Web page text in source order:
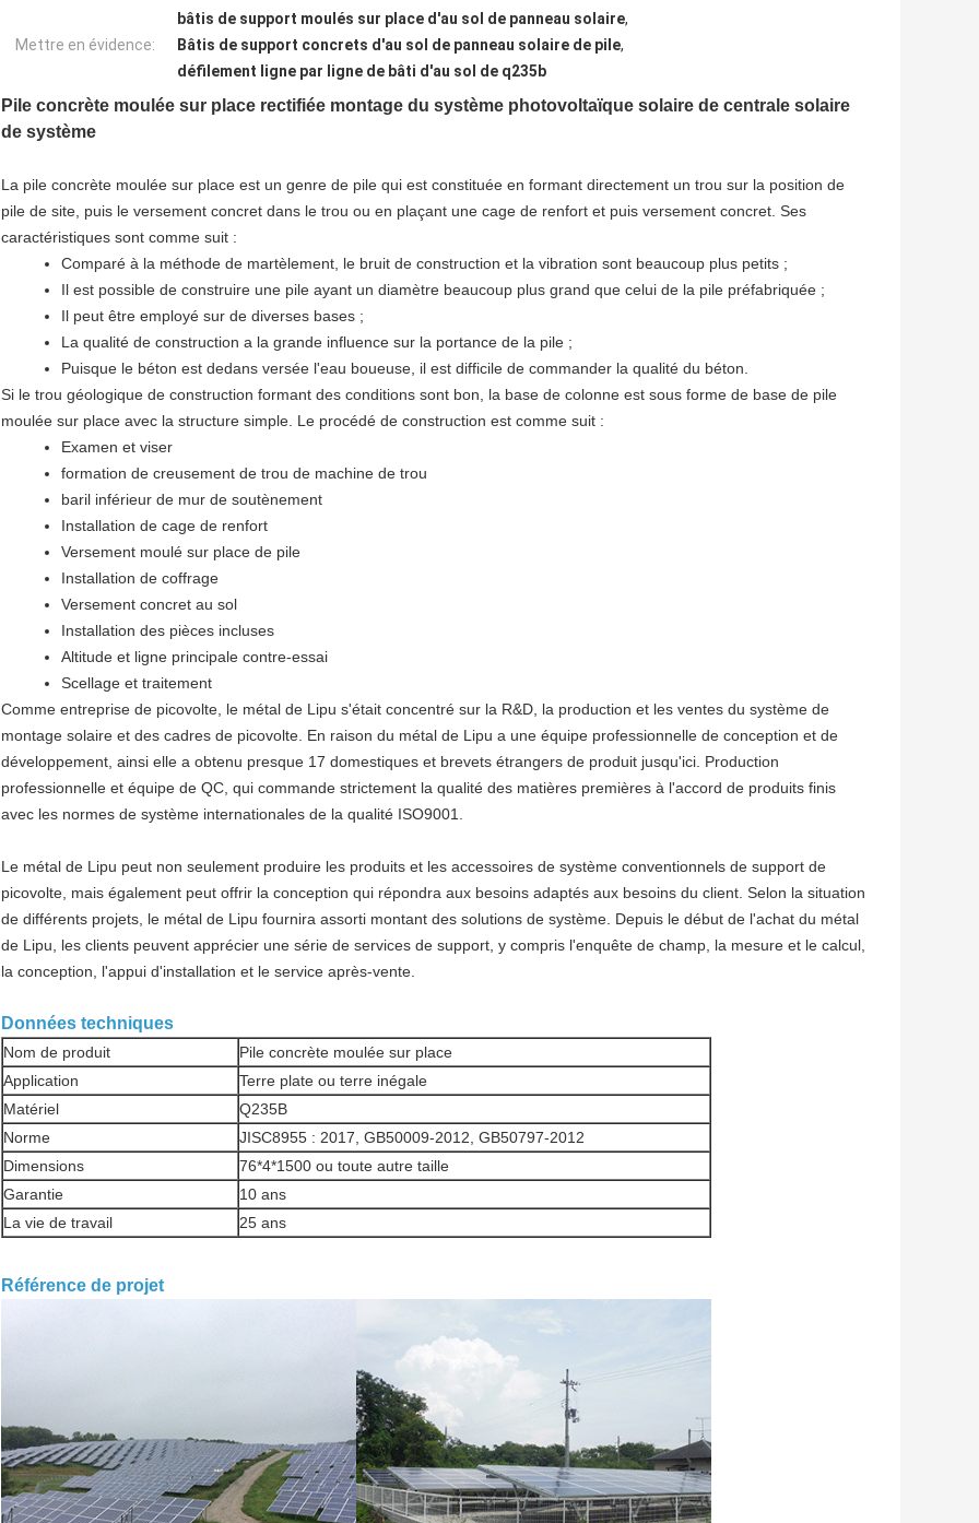
Mettre en évidence:
bâtis de support moulés sur place d'au sol de panneau solaire,
Bâtis de support concrets d'au sol de panneau solaire de pile,
défilement ligne par ligne de bâti d'au sol de q235b
Pile concrète moulée sur place rectifiée montage du système photovoltaïque solaire de centrale solaire
de système
La pile concrète moulée sur place est un genre de pile qui est constituée en formant directement un trou sur la position de
pile de site, puis le versement concret dans le trou ou en plaçant une cage de renfort et puis versement concret. Ses
caractéristiques sont comme suit :
Comparé à la méthode de martèlement, le bruit de construction et la vibration sont beaucoup plus petits ;
Il est possible de construire une pile ayant un diamètre beaucoup plus grand que celui de la pile préfabriquée ;
Il peut être employé sur de diverses bases ;
La qualité de construction a la grande influence sur la portance de la pile ;
Puisque le béton est dedans versée l'eau boueuse, il est difficile de commander la qualité du béton.
Si le trou géologique de construction formant des conditions sont bon, la base de colonne est sous forme de base de pile
moulée sur place avec la structure simple. Le procédé de construction est comme suit :
Examen et viser
formation de creusement de trou de machine de trou
baril inférieur de mur de soutènement
Installation de cage de renfort
Versement moulé sur place de pile
Installation de coffrage
Versement concret au sol
Installation des pièces incluses
Altitude et ligne principale contre-essai
Scellage et traitement
Comme entreprise de picovolte, le métal de Lipu s'était concentré sur la R&D, la production et les ventes du système de
montage solaire et des cadres de picovolte. En raison du métal de Lipu a une équipe professionnelle de conception et de
développement, ainsi elle a obtenu presque 17 domestiques et brevets étrangers de produit jusqu'ici. Production
professionnelle et équipe de QC, qui commande strictement la qualité des matières premières à l'accord de produits finis
avec les normes de système internationales de la qualité ISO9001.
Le métal de Lipu peut non seulement produire les produits et les accessoires de système conventionnels de support de
picovolte, mais également peut offrir la conception qui répondra aux besoins adaptés aux besoins du client. Selon la situation
de différents projets, le métal de Lipu fournira assorti montant des solutions de système. Depuis le début de l'achat du métal
de Lipu, les clients peuvent apprécier une série de services de support, y compris l'enquête de champ, la mesure et le calcul,
la conception, l'appui d'installation et le service après-vente.
Données techniques
Nom de produit
Pile concrète moulée sur place
Application
Terre plate ou terre inégale
Matériel
Q235B
Norme
JISC8955 : 2017, GB50009-2012, GB50797-2012
Dimensions
76*4*1500 ou toute autre taille
Garantie
10 ans
La vie de travail
25 ans
Référence de projet